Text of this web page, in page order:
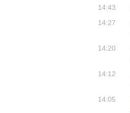
14:43
14:27
14:20
14:12
14:05